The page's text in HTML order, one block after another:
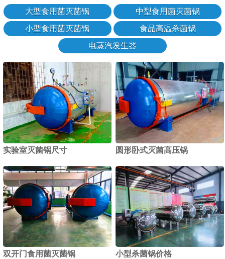
大型食用菌灭菌锅
中型食用菌灭菌锅
小型食用菌灭菌锅
食品高温杀菌锅
电蒸汽发生器
实验室灭菌锅尺寸 圆形卧式灭菌高压锅
双开门食用菌灭菌锅 小型杀菌锅价格